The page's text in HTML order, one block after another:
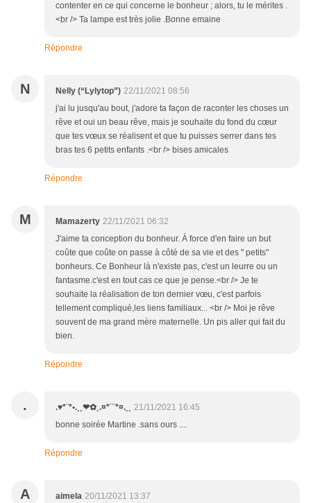
contenter en ce qui concerne le bonheur ; alors, tu le mérites .
<br /> Ta lampe est très jolie .Bonne emaine
Répondre
N Nelly (“Lylytop”) 22/11/2021 08:56
j'ai lu jusqu'au bout, j'adore ta façon de raconter les choses un
rêve et oui un beau rêve, mais je souhaite du fond du cœur
que tes vœux se réalisent et que tu puisses serrer dans tes
bras tes 6 petits enfants .<br /> bises amicales
Répondre
M Mamazerty 22/11/2021 06:32
J'aime ta conception du bonheur. À force d'en faire un but
coûte que coûte on passe à côté de sa vie et des " petits"
bonheurs. Ce Bonheur là n'existe pas, c'est un leurre ou un
fantasme.c'est en tout cas ce que je pense.<br /> Je te
souhaite la réalisation de ton dernier vœu, c'est parfois
tellement compliqué,les liens familiaux... <br /> Moi je rêve
souvent de ma grand mère maternelle. Un pis aller qui fait du
bien.
Répondre
. .♥*¨*•.¸¸❤✿¸.¤*¨¨*¤.¸¸
21/11/2021 16:45
bonne soirée Martine .sans ours ....
Répondre
A aimela 20/11/2021 13:37